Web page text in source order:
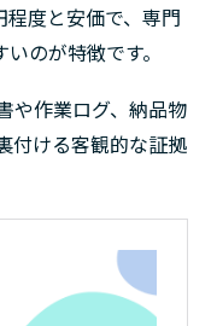
程度と安価で、専門
のが特徴です。
や作業ログ、納品物
付ける客観的な証拠